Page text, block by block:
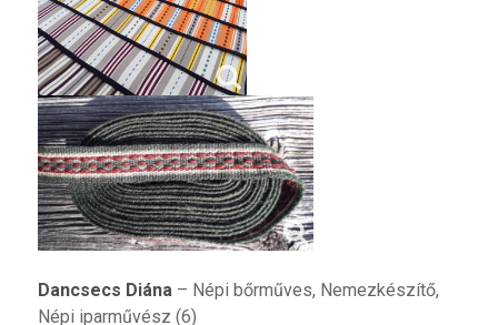
Dancsecs Diána– Népi bőrműves, Nemezkészítő,
Népi iparművész (6)